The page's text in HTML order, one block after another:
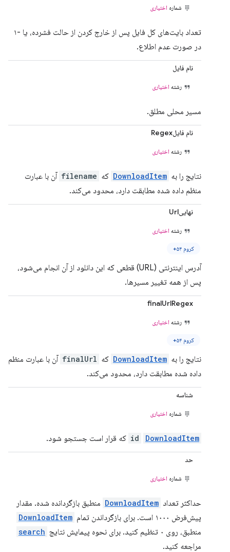
شماره اختیاری
تعداد بایت‌های کل فایل پس از خارج کردن از حالت فشرده، یا -۱
در صورت عدم اطلاع.
نام فایل
رشته اختیاری
مسیر محلی مطلق.
نام فایلRegex
رشته اختیاری
نتایج را به DownloadItem که filename آن با عبارت
منظم داده شده مطابقت دارد، محدود می‌کند.
نهاییUrl
رشته اختیاری
کروم ۵۴+
آدرس اینترنتی (URL) قطعی که این دانلود از آن انجام می‌شود،
پس از همه تغییر مسیرها.
finalUrlRegex
رشته اختیاری
کروم ۵۴+
نتایج را به DownloadItem که finalUrl آن با عبارت منظم
داده شده مطابقت دارد، محدود می‌کند.
شناسه
شماره اختیاری
id DownloadItem که قرار است جستجو شود.
حد
شماره اختیاری
حداکثر تعداد DownloadItem منطبق بازگردانده شده. مقدار
پیش‌فرض ۱۰۰۰ است. برای بازگرداندن تمام
DownloadItem
منطبق، روی ۰ تنظیم کنید. برای نحوه پیمایش نتایج search
مراجعه کنید.